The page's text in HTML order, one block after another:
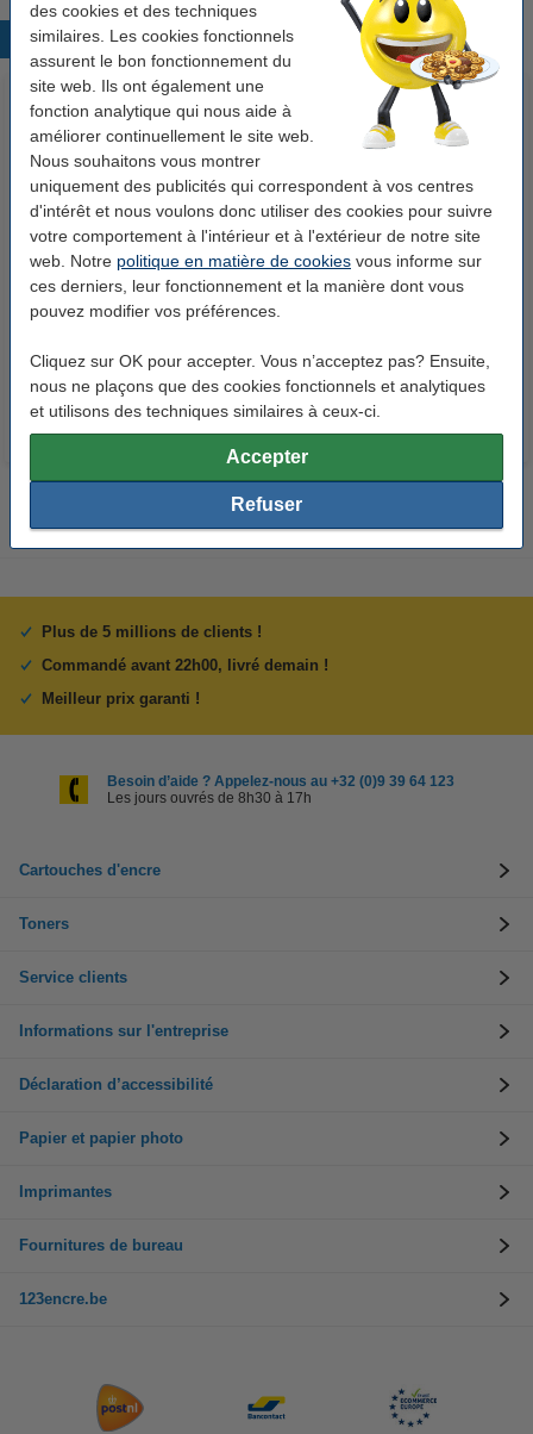
des cookies et des techniques
similaires. Les cookies fonctionnels
assurent le bon fonctionnement du
site web. Ils ont également une
fonction analytique qui nous aide à
améliorer continuellement le site web.
Nous souhaitons vous montrer
uniquement des publicités qui correspondent à vos centres
d'intérêt et nous voulons donc utiliser des cookies pour suivre
votre comportement à l'intérieur et à l'extérieur de notre site
web. Notre politique en matière de cookies vous informe sur
ces derniers, leur fonctionnement et la manière dont vous
pouvez modifier vos préférences.
Cliquez sur OK pour accepter. Vous n’acceptez pas? Ensuite,
nous ne plaçons que des cookies fonctionnels et analytiques
et utilisons des techniques similaires à ceux-ci.
Accepter
Refuser
Produits populaires
123accu Xtreme Power MN1500
Penlite piles AA 24 pièces
123encre papier d'impression 1
ramette de 500 feuilles A4 - 80
Plus de 5 millions de clients !
Commandé avant 22h00, livré demain !
Meilleur prix garanti !
Besoin d’aide ? Appelez-nous au +32 (0)9 39 64 123
Les jours ouvrés de 8h30 à 17h
Cartouches d'encre
Toners
Service clients
Informations sur l'entreprise
Déclaration d’accessibilité
Papier et papier photo
Imprimantes
Fournitures de bureau
123encre.be